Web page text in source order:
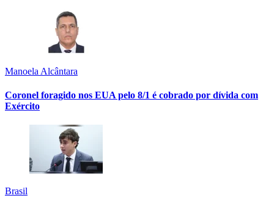
Manoela Alcântara
Coronel foragido nos EUA pelo 8/1 é cobrado por dívida com
Exército
Brasil